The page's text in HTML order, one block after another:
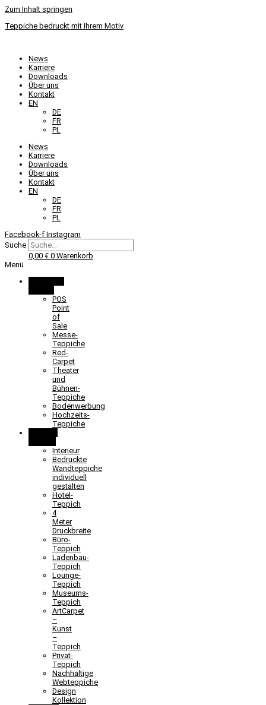
Zum Inhalt springen
Teppiche bedruckt mit Ihrem Motiv
News
Karriere
Downloads
Über uns
Kontakt
EN
DE
FR
PL
News
Karriere
Downloads
Über uns
Kontakt
EN
DE
FR
PL
Facebook-f Instagram
Suche
0,00 € 0 Warenkorb
Menü
POS
Point
of
Sale
Messe-
Teppiche
Red-
Carpet
Theater
und
Bühnen-
Teppiche
Bodenwerbung
Hochzeits-
Teppiche
Interieur
Bedruckte
Wandteppiche
individuell
gestalten
Hotel-
Teppich
4
Meter
Druckbreite
Büro-
Teppich
Ladenbau-
Teppich
Lounge-
Teppich
Museums-
Teppich
ArtCarpet
–
Kunst
–
Teppich
Privat-
Teppich
Nachhaltige
Webteppiche
Design
Kollektion